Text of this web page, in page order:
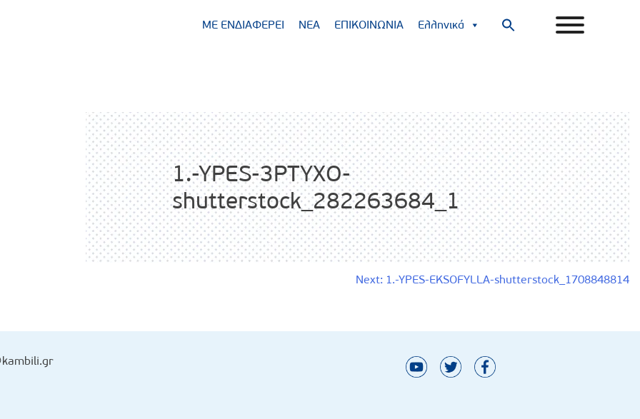
ΜΕ ΕΝΔΙΑΦΕΡΕΙ ΝΕΑ ΕΠΙΚΟΙΝΩΝΙΑ Ελληνικά
Search
1.-YPES-3PTYXO-
shutterstock_282263684_1
Next: 1.-YPES-EKSOFYLLA-shutterstock_1708848814